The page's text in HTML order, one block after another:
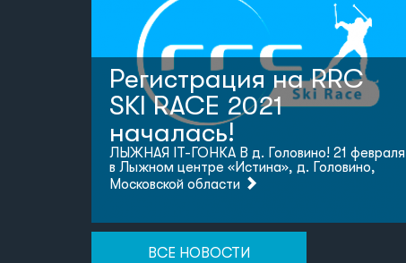
Регистрация на RRC
SKI RACE 2021
началась!
ЛЫЖНАЯ IT-ГОНКА В д. Головино! 21 февраля
в Лыжном центре «Истина», д. Головино,
Московской области
ВСЕ НОВОСТИ